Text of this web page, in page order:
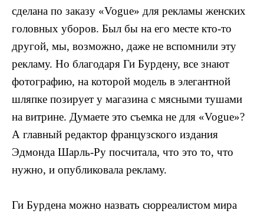
сделана по заказу «Vogue» для рекламы женских
головных уборов. Был бы на его месте кто-то
другой, мы, возможно, даже не вспомнили эту
рекламу. Но благодаря Ги Бурдену, все знают
фотографию, на которой модель в элегантной
шляпке позирует у магазина с мясными тушами
на витрине. Думаете это съемка не для «Vogue»?
А главный редактор французского издания
Эдмонда Шарль-Ру посчитала, что это то, что
нужно, и опубликовала рекламу.
Ги Бурдена можно назвать сюрреалистом мира